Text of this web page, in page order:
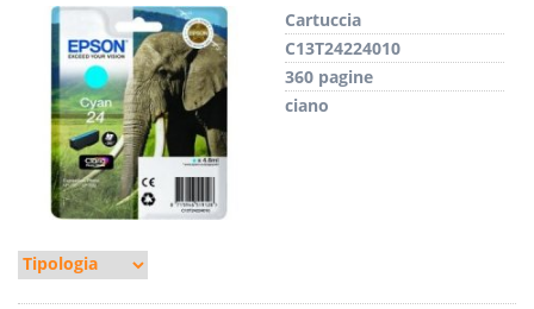
Cartuccia
C13T24224010
360 pagine
ciano